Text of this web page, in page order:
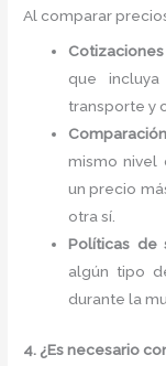
Al comparar
que
transporte y
mismo nivel
un precio
otra sí.
Políticas de
algún tipo
durante la
4. ¿Es necesario